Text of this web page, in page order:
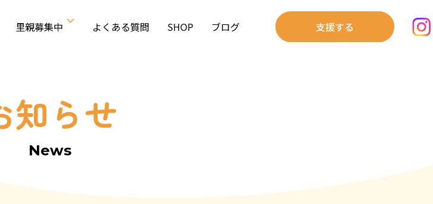
里親募集中 よくある質問 SHOP ブログ 支援する
知らせ
News